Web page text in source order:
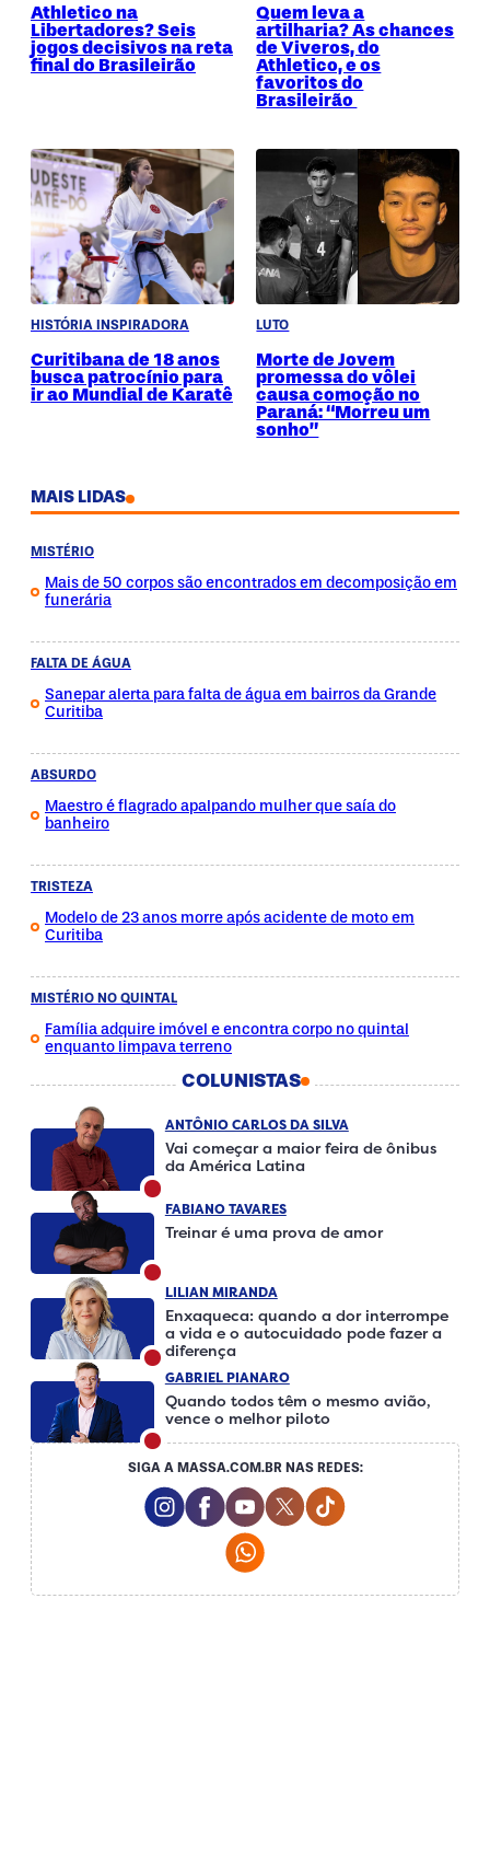
Athletico na
Libertadores? Seis
jogos decisivos na reta
final do Brasileirão
Quem leva a
artilharia? As chances
de Viveros, do
Athletico, e os
favoritos do
Brasileirão
HISTÓRIA INSPIRADORA
Curitibana de 18 anos
busca patrocínio para
ir ao Mundial de Karatê
LUTO
Morte de Jovem
promessa do vôlei
causa comoção no
Paraná: “Morreu um
sonho”
MAIS LIDAS
MISTÉRIO
Mais de 50 corpos são encontrados em decomposição em
funerária
FALTA DE ÁGUA
Sanepar alerta para falta de água em bairros da Grande
Curitiba
ABSURDO
Maestro é flagrado apalpando mulher que saía do
banheiro
TRISTEZA
Modelo de 23 anos morre após acidente de moto em
Curitiba
MISTÉRIO NO QUINTAL
Família adquire imóvel e encontra corpo no quintal
enquanto limpava terreno
COLUNISTAS
ANTÔNIO CARLOS DA SILVA
Vai começar a maior feira de ônibus
da América Latina
FABIANO TAVARES
Treinar é uma prova de amor
LILIAN MIRANDA
Enxaqueca: quando a dor interrompe
a vida e o autocuidado pode fazer a
diferença
GABRIEL PIANARO
Quando todos têm o mesmo avião,
vence o melhor piloto
SIGA A MASSA.COM.BR NAS REDES:
Instagram Social Media
Facebook Social Media
Youtube Social Media
Twitter Social Media
Tiktok Social
Whatsapp Social Media